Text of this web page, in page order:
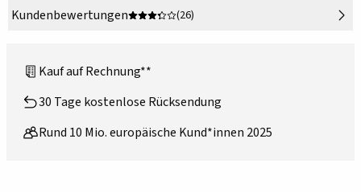
Kundenbewertungen
(26)
Kauf auf Rechnung**
30 Tage kostenlose Rücksendung
Rund 10 Mio. europäische Kund*innen 2025